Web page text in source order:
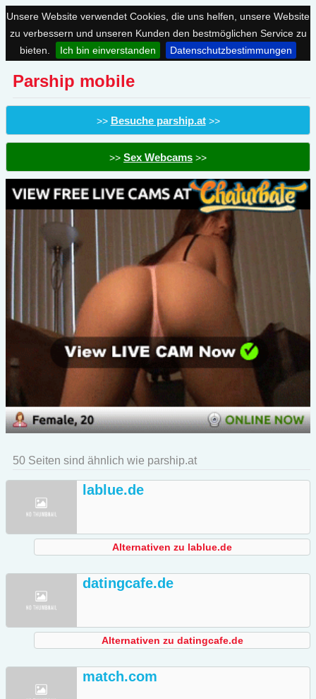
Unsere Website verwendet Cookies, die uns helfen, unsere Website
zu verbessern und unseren Kunden den bestmöglichen Service zu
bieten.
Ich bin einverstanden Datenschutzbestimmungen
Parship mobile
>> Besuche parship.at>>
>> Sex Webcams >>
50 Seiten sind ähnlich wie parship.at
lablue.de
Alternativen zu lablue.de
datingcafe.de
Alternativen zu datingcafe.de
match.com